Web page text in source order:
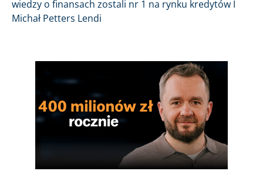
wiedzy o finansach zostali nr 1 na rynku kredytów I
Michał Petters Lendi